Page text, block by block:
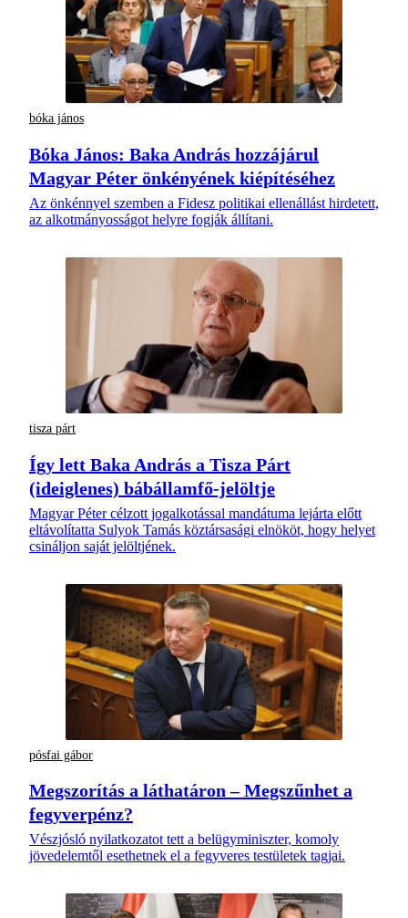
bóka jános
Bóka János: Baka András hozzájárul
Magyar Péter önkényének kiépítéséhez
Az önkénnyel szemben a Fidesz politikai ellenállást hirdetett,
az alkotmányosságot helyre fogják állítani.
tisza párt
Így lett Baka András a Tisza Párt
(ideiglenes) bábállamfő-jelöltje
Magyar Péter célzott jogalkotással mandátuma lejárta előtt
eltávolítatta Sulyok Tamás köztársasági elnököt, hogy helyet
csináljon saját jelöltjének.
pósfai gábor
Megszorítás a láthatáron – Megszűnhet a
fegyverpénz?
Vészjósló nyilatkozatot tett a belügyminiszter, komoly
jövedelemtől esethetnek el a fegyveres testületek tagjai.